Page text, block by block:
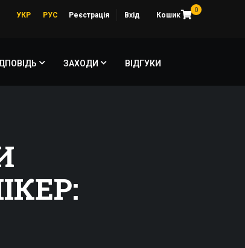
0
Реєстрація Вхід Кошик
УКР РУС
ЗАХОДИ ВІДГУКИ